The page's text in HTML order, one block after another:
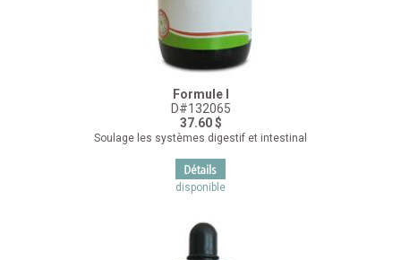
Formule I
D#132065
37.60 $
Soulage les systèmes digestif et intestinal
disponible